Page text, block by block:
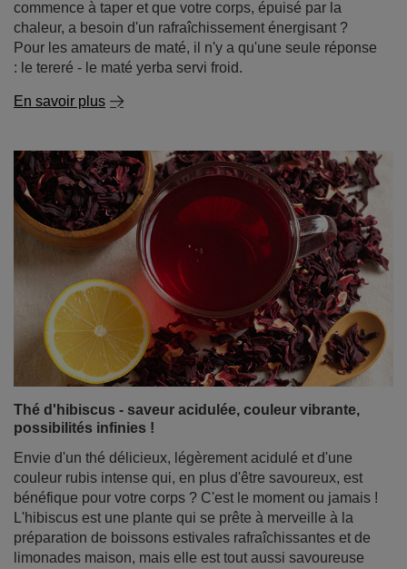
Tereré - notre façon de lutter contre la chaleur !
Il n'y a rien de tel que de réchauffer le corps et de
stimuler l'esprit avec une infusion chaude de votre yerba
mate préféré. Mais que se passe-t-il lorsque le soleil
commence à taper et que votre corps, épuisé par la
chaleur, a besoin d'un rafraîchissement énergisant ?
: le tereré - le maté yerba servi froid.
En savoir plus